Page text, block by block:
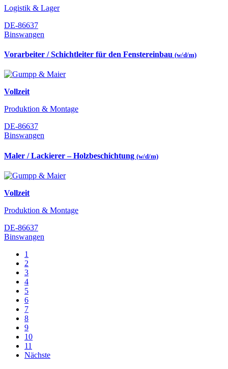
Logistik & Lager
DE-86637
Binswangen
Vorarbeiter / Schichtleiter für den Fenstereinbau (w/d/m)
Vollzeit
Produktion & Montage
DE-86637
Binswangen
Maler / Lackierer – Holzbeschichtung (w/d/m)
Vollzeit
Produktion & Montage
DE-86637
Binswangen
1
2
3
4
5
6
7
8
9
10
11
Nächste